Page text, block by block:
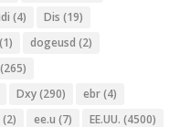
(4) Dis (19)
(1) dogeusd (2)
(265)
Dxy(290) ebr(4)
(2) ee.u (7) EE.UU. (4500)